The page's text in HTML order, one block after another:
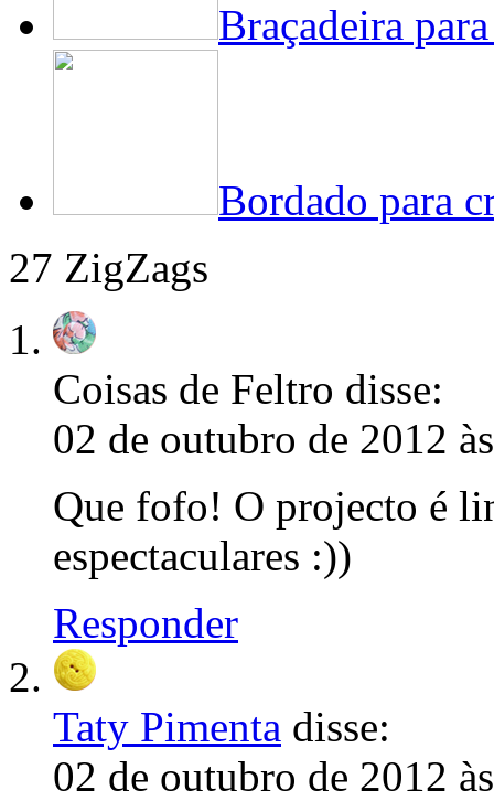
Braçadeira
Bordado para
27 ZigZags
Coisas de Feltro disse:
02 de outubro de 2012
Que fofo! O projecto é
espectaculares :))
Responder
Taty Pimenta disse:
02 de outubro de 2012